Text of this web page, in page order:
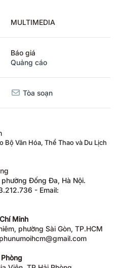
MULTIMEDIA
Báo giá
Quảng cáo
Tòa soạn
Bộ Văn Hóa, Thể Thao và Du Lịch
Đống Đa, Hà Nội.
- Email:
Minh
phường Sài Gòn, TP.HCM
Viên, TP Hải Phòng